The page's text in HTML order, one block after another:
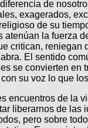
de
exagerados,
de su
la fuerza
critican,
El sentido
se convierten
su voz lo que
encuentros de
liberarnos de
pero sobre